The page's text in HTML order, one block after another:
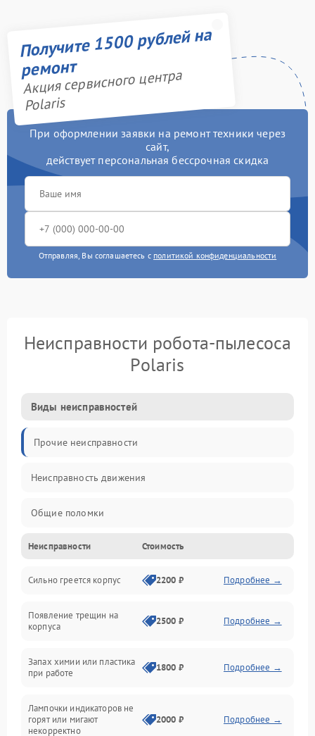
Получите 1500 рублей на
ремонт
Акция сервисного центра
Polaris
При оформлении заявки на ремонт техники через
сайт,
действует персональная бессрочная скидка
Отправляя, Вы соглашаетесь с политикой конфиденциальности
Неисправности робота-пылесоса
Polaris
Виды неисправностей
Прочие неисправности
Неисправность движения
Общие поломки
Неисправность датчиков
Неисправность программного обеспечения
Проблемы с сигналом
Батарея
Неисправности Стоимость
Сильно греется корпус 2200 ₽ Подробнее →
Появление трещин на
корпуса
2500 ₽ Подробнее →
Запах химии или пластика
при работе
1800 ₽ Подробнее →
Лампочки индикаторов не
горят или мигают
некорректно
2000 ₽ Подробнее →